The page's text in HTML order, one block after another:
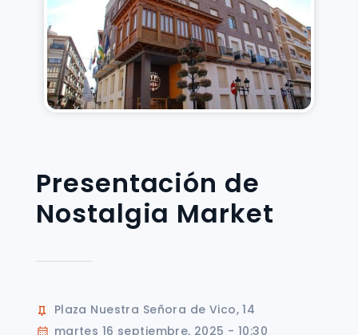
Presentación de
Nostalgia Market
Plaza Nuestra Señora de Vico, 14
martes 16 septiembre, 2025 - 10:30